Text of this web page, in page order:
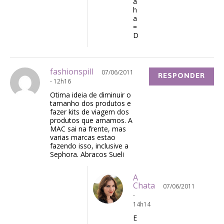
h
a
=
D
fashionspill
07/06/2011
- 12h16
Otima ideia de diminuir o
tamanho dos produtos e
fazer kits de viagem dos
produtos que amamos. A
MAC sai na frente, mas
varias marcas estao
fazendo isso, inclusive a
Sephora. Abracos Sueli
RESPONDER
A
Chata
07/06/2011
-
14h14
E